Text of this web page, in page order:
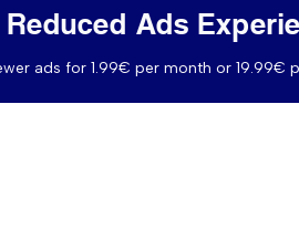
Reduced Ads
ads for 1.99€ per month or 19.99€